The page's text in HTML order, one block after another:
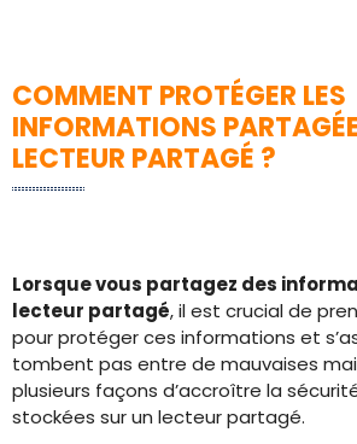
COMMENT PROTÉGER LES
INFORMATIONS
LECTEUR PARTAGÉ ?
Lorsque vous partagez des
lecteur partagé, il est crucial de
pour protéger ces informations et
tombent pas entre de mauvaises
plusieurs façons d’accroître la
stockées sur un lecteur partagé.